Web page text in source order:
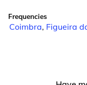
Frequencies
Coimbra, Figueira